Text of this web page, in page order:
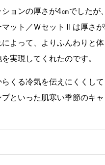
ョンの厚さが4㎝でしたが
マット／ＷセットⅡは厚さが
よって、よりふんわりと体
実現してくれたのです。
らくる冷気を伝えにくくし
といった肌寒い季節のキ